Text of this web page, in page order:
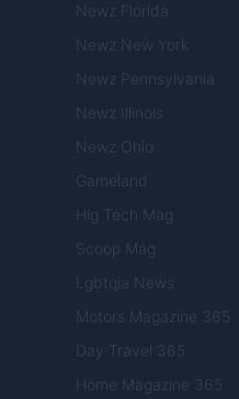
Newz Florida
Newz New York
Newz Pennsylvania
Newz Illinois
Newz Ohio
Gameland
Hig Tech Mag
Scoop Mag
Lgbtqia News
Motors Magazine 365
Day Travel 365
Home Magazine 365